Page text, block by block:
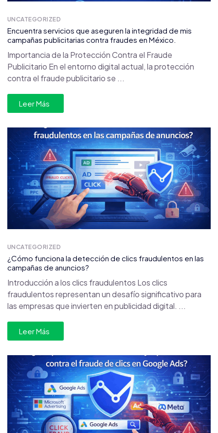
UNCATEGORIZED
Encuentra servicios que aseguren la integridad de mis
campañas publicitarias contra fraudes en México.
Importancia de la Protección Contra el Fraude
Publicitario En el entorno digital actual, la protección
contra el fraude publicitario se ...
Leer Más
UNCATEGORIZED
¿Cómo funciona la detección de clics fraudulentos en las
campañas de anuncios?
Introducción a los clics fraudulentos Los clics
fraudulentos representan un desafío significativo para
las empresas que invierten en publicidad digital. ...
Leer Más